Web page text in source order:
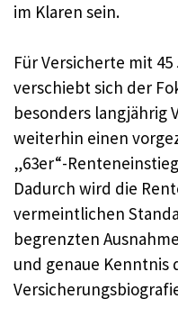
im Klaren sein.
Für Versicherte mit
verschiebt sich der
besonders langjährig
weiterhin einen
„63er“-
Dadurch wird die
vermeintlichen
begrenzten
und genaue Kenntnis